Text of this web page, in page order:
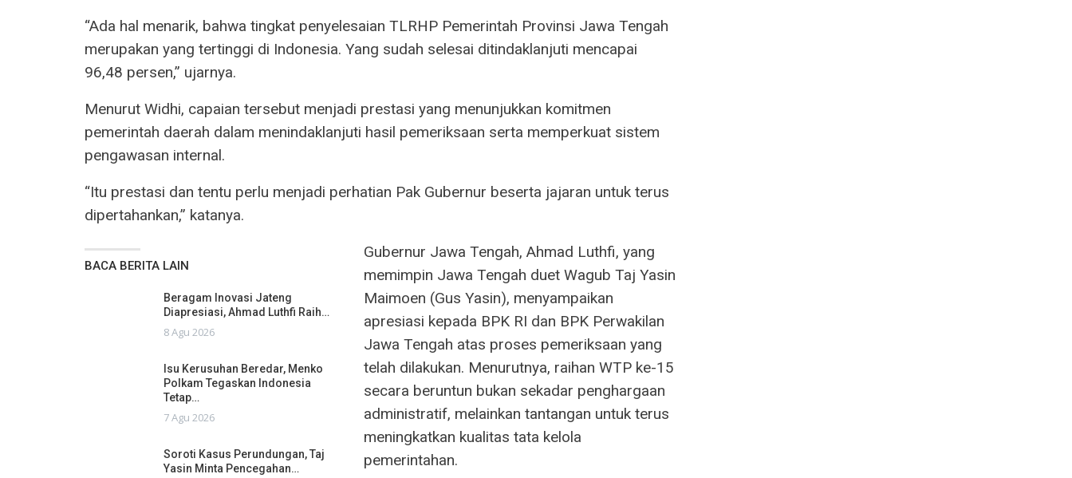
“Ada hal menarik, bahwa tingkat penyelesaian TLRHP Pemerintah Provinsi Jawa Tengah
merupakan yang tertinggi di Indonesia. Yang sudah selesai ditindaklanjuti mencapai
96,48 persen,” ujarnya.
Menurut Widhi, capaian tersebut menjadi prestasi yang menunjukkan komitmen
pemerintah daerah dalam menindaklanjuti hasil pemeriksaan serta memperkuat sistem
pengawasan internal.
“Itu prestasi dan tentu perlu menjadi perhatian Pak Gubernur beserta jajaran untuk terus
dipertahankan,” katanya.
BACA BERITA LAIN
Beragam Inovasi Jateng
Diapresiasi, Ahmad Luthfi Raih…
8 Agu 2026
Isu Kerusuhan Beredar, Menko
Polkam Tegaskan Indonesia
Tetap…
7 Agu 2026
Soroti Kasus Perundungan, Taj
Yasin Minta Pencegahan…
Gubernur Jawa Tengah, Ahmad Luthfi, yang
memimpin Jawa Tengah duet Wagub Taj Yasin
Maimoen (Gus Yasin), menyampaikan
apresiasi kepada BPK RI dan BPK Perwakilan
Jawa Tengah atas proses pemeriksaan yang
telah dilakukan. Menurutnya, raihan WTP ke-15
secara beruntun bukan sekadar penghargaan
administratif, melainkan tantangan untuk terus
meningkatkan kualitas tata kelola
pemerintahan.